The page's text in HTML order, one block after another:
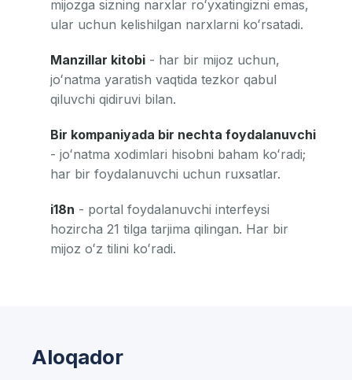
mijozga sizning narxlar roʻyxatingizni emas,
ular uchun kelishilgan narxlarni koʻrsatadi.
Manzillar kitobi - har bir mijoz uchun,
joʻnatma yaratish vaqtida tezkor qabul
qiluvchi qidiruvi bilan.
Bir kompaniyada bir nechta foydalanuvchi
- joʻnatma xodimlari hisobni baham koʻradi;
har bir foydalanuvchi uchun ruxsatlar.
i18n - portal foydalanuvchi interfeysi
hozircha 21 tilga tarjima qilingan. Har bir
mijoz oʻz tilini koʻradi.
Aloqador